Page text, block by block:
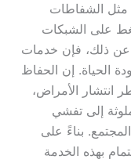
مثل الشفاطات
على الشبكات
عن ذلك، فإن خدمات
الحياة. إن الحفاظ
انتشار الأمراض،
إلى تفشي
بناءً على
بهذه الخدمة